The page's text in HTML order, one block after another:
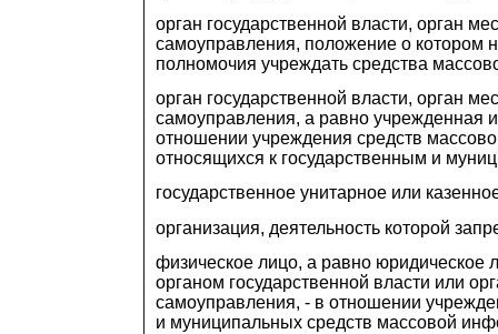
орган государственной власти, орган
самоуправления, положение о котором
полномочия учреждать средства
орган государственной власти, орган
самоуправления, а равно учрежденная
отношении учреждения средств
относящихся к государственным и
государственное унитарное или
организация, деятельность которой
физическое лицо, а равно юридическое
органом государственной власти или
самоуправления, - в отношении
и муниципальных средств массовой